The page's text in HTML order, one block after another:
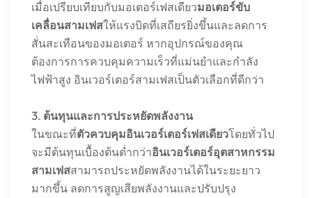
เมื่อเปรียบเทียบกับมอเตอร์เฟสเดียวมอเตอร์ขับ
เคลื่อนสามเฟสให้แรงบิดที่เสถียรยิ่งขึ้นและลดการ
สั่นสะเทือนของมอเตอร์ หากอุปกรณ์ของคุณ
ต้องการการควบคุมความเร็วที่แม่นยำและกำลัง
ไฟฟ้าสูง อินเวอร์เตอร์สามเฟสเป็นตัวเลือกที่ดีกว่า
3. ต้นทุนและการประหยัดพลังงาน
ในขณะที่ตัวควบคุมอินเวอร์เตอร์เฟสเดียวโดยทั่วไป
จะมีต้นทุนเบื้องต้นต่ำกว่าอินเวอร์เตอร์อุตสาหกรรม
สามเฟสสามารถประหยัดพลังงานได้ในระยะยาว
มากขึ้น ลดการสูญเสียพลังงานและปรับปรุง